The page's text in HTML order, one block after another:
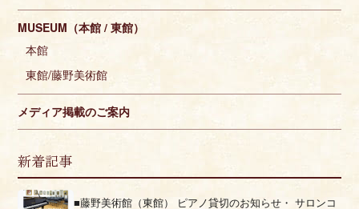
MUSEUM（本館 / 東館）
本館
東館/藤野美術館
メディア掲載のご案内
新着記事
■藤野美術館（東館） ピアノ貸切のお知らせ・ サロンコ